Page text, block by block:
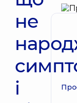
не
і